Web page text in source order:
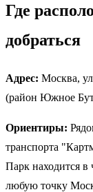
Где
добраться
Адрес: Москва,
(район Южное
Ориентиры:
транспорта
Парк находится в
любую точку